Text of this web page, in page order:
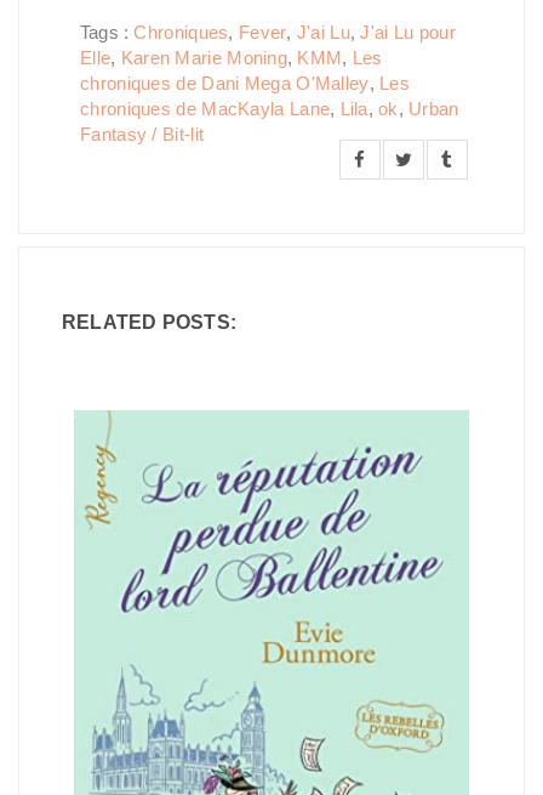
Tags :Chroniques, Fever, J'ai Lu,J'ai Lu pour
Elle, Karen Marie Moning, KMM, Les
chroniques de Dani Mega O'Malley, Les
chroniques de MacKayla Lane, Lila,ok, Urban
Fantasy / Bit-lit
RELATED POSTS: